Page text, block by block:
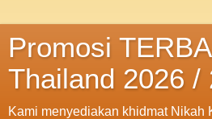
Promosi
Thailand 2026 /
Kami menyediakan khidmat Nikah